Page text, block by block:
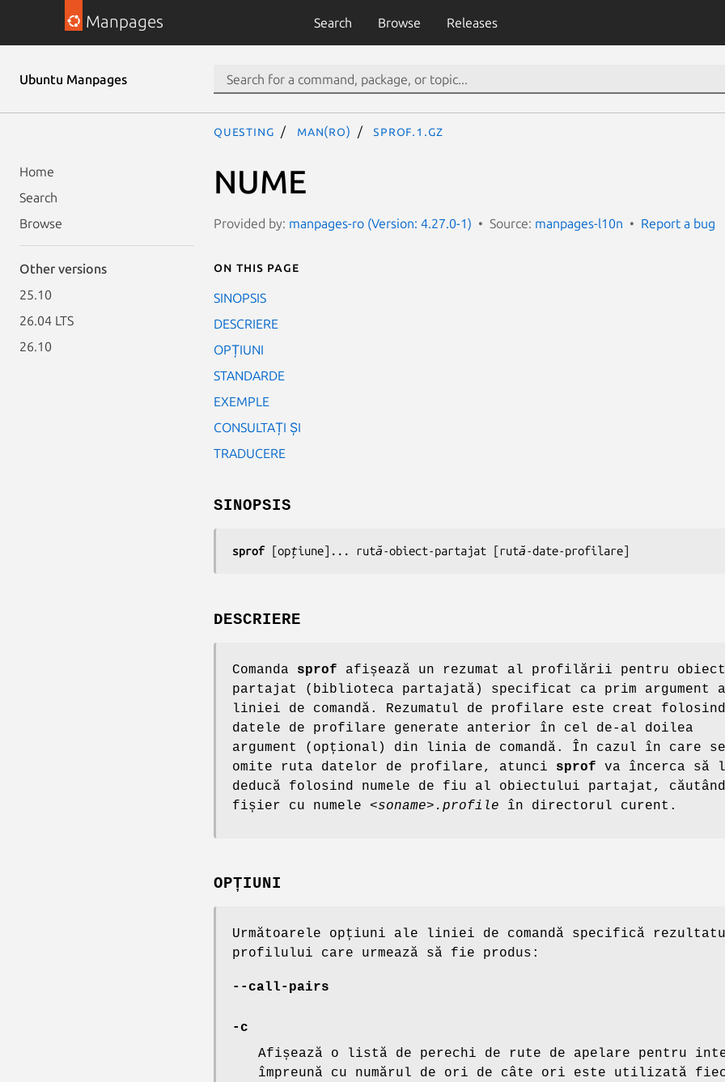
Manpages Search Browse Releases
Ubuntu Manpages
Home
Search
Browse
Other versions
25.10
26.04 LTS
26.10
questing man(ro) sprof.1.gz
NUME
Provided by: manpages-ro (Version: 4.27.0-1) Source: manpages-l10n Report a bug
On this page
SINOPSIS
DESCRIERE
OPȚIUNI
STANDARDE
EXEMPLE
CONSULTAȚI ȘI
TRADUCERE
SINOPSIS
sprof [opțiune]... rută-obiect-partajat [rută-date-profilare]
DESCRIERE
Comanda sprof afișează un rezumat al profilării pentru
partajat (biblioteca partajată) specificat ca prim argument
liniei de comandă. Rezumatul de profilare este creat folosind
datele de profilare generate anterior în cel de-al doilea
argument (opțional) din linia de comandă. În cazul în care se
omite ruta datelor de profilare, atunci sprof va încerca să
deducă folosind numele de fiu al obiectului partajat,
fișier cu numele <soname>.profile în directorul curent.
OPȚIUNI
Următoarele opțiuni ale liniei de comandă specifică
profilului care urmează să fie produs:
--call-pairs
-c
Afișează o listă de perechi de rute de apelare pentru
împreună cu numărul de ori de câte ori este utilizată